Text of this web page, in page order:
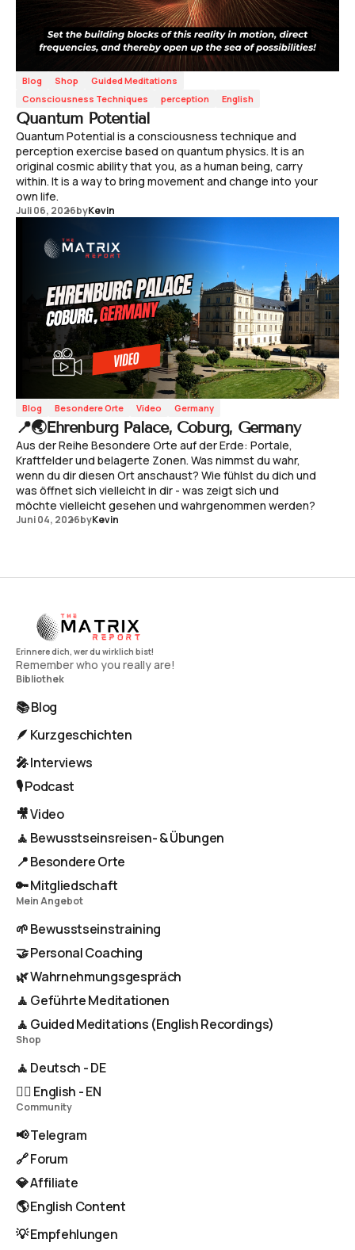
Blog Shop
Guided Meditations
Consciousness Techniques
perception English
Quantum Potential
Quantum Potential is a consciousness technique and
perception exercise based on quantum physics. It is an
original cosmic ability that you, as a human being, carry
within. It is a way to bring movement and change into your
own life.
Juli 06, 2026byKevin
Blog Besondere Orte Video Germany
📍🌏Ehrenburg Palace, Coburg, Germany
Aus der Reihe Besondere Orte auf der Erde: Portale,
Kraftfelder und belagerte Zonen. Was nimmst du wahr,
wenn du dir diesen Ort anschaust? Wie fühlst du dich und
was öffnet sich vielleicht in dir - was zeigt sich und
möchte vielleicht gesehen und wahrgenommen werden?
Juni 04, 2026byKevin
Remember who you really are!
Bibliothek
📚 Blog
🪶 Kurzgeschichten
🎤 Interviews
🎙️ Podcast
🎥 Video
🧘 Bewusstseinsreisen- & Übungen
📍 Besondere Orte
🔑 Mitgliedschaft
Mein Angebot
🌱 Bewusstseinstraining
🤝 Personal Coaching
🌿 Wahrnehmungsgespräch
🧘 Geführte Meditationen
🧘 Guided Meditations (English Recordings)
Shop
🧘 Deutsch - DE
🧘‍♂️ English - EN
Community
📢 Telegram
🔗 Forum
💎 Affiliate
🌎 English Content
💡 Empfehlungen